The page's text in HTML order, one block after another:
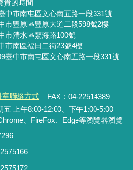
貴的時間
中市南屯區文心南五路一段331號
市豐原區豐原大道二段598號2樓
市清水區鰲海路100號
市南區福田二街23號4樓
臺中市南屯區文心南五路一段331號
室聯絡方式
FAX：04-22514389
五 上午8:00-12:00、下午1:00-5:00
、FireFox、Edge等瀏覽器瀏覽